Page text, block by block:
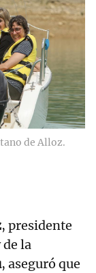
de Alloz.
, presidente
de la
, aseguró que